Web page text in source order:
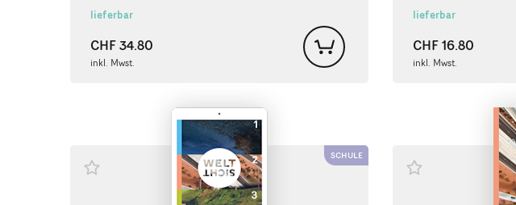
lieferbar
CHF34.80
inkl. Mwst.
lieferbar
CHF16.80
inkl. Mwst.
SCHULE